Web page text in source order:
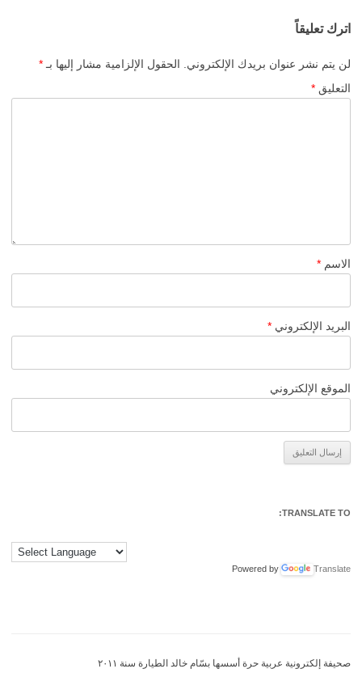
اترك تعليقاً
لن يتم نشر عنوان بريدك الإلكتروني. الحقول الإلزامية مشار إليها بـ*
التعليق *
الاسم *
البريد الإلكتروني *
الموقع الإلكتروني
TRANSLATE TO:
Powered by Translate
صحيفة إلكترونية عربية حرة أسسها بسّام خالد الطيارة سنة ٢٠١١